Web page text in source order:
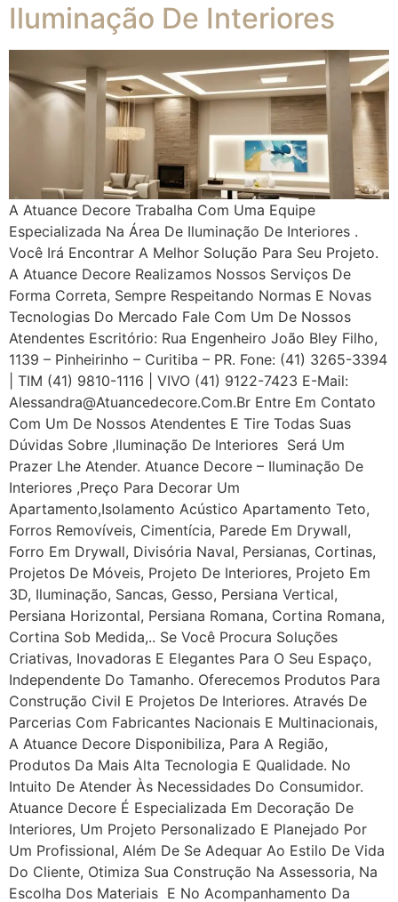
Iluminação De Interiores
A Atuance Decore Trabalha Com Uma Equipe
Especializada Na Área De Iluminação De Interiores .
Você Irá Encontrar A Melhor Solução Para Seu Projeto.
A Atuance Decore Realizamos Nossos Serviços De
Forma Correta, Sempre Respeitando Normas E Novas
Tecnologias Do Mercado Fale Com Um De Nossos
Atendentes Escritório: Rua Engenheiro João Bley Filho,
1139 – Pinheirinho – Curitiba – PR. Fone: (41) 3265-3394
| TIM (41) 9810-1116 | VIVO (41) 9122-7423 E-Mail:
Alessandra@atuancedecore.com.br Entre Em Contato
Com Um De Nossos Atendentes E Tire Todas Suas
Dúvidas Sobre ,iluminação De Interiores Será Um
Prazer Lhe Atender. Atuance Decore – Iluminação De
Interiores ,Preço Para Decorar Um
Apartamento,Isolamento Acústico Apartamento Teto,
Forros Removíveis, Cimentícia, Parede Em Drywall,
Forro Em Drywall, Divisória Naval, Persianas, Cortinas,
Projetos De Móveis, Projeto De Interiores, Projeto Em
3D, Iluminação, Sancas, Gesso, Persiana Vertical,
Persiana Horizontal, Persiana Romana, Cortina Romana,
Cortina Sob Medida,.. Se Você Procura Soluções
Criativas, Inovadoras E Elegantes Para O Seu Espaço,
Independente Do Tamanho. Oferecemos Produtos Para
Construção Civil E Projetos De Interiores. Através De
Parcerias Com Fabricantes Nacionais E Multinacionais,
A Atuance Decore Disponibiliza, Para A Região,
Produtos Da Mais Alta Tecnologia E Qualidade. No
Intuito De Atender Às Necessidades Do Consumidor.
Atuance Decore É Especializada Em Decoração De
Interiores, Um Projeto Personalizado E Planejado Por
Um Profissional, Além De Se Adequar Ao Estilo De Vida
Do Cliente, Otimiza Sua Construção Na Assessoria, Na
Escolha Dos Materiais E No Acompanhamento Da